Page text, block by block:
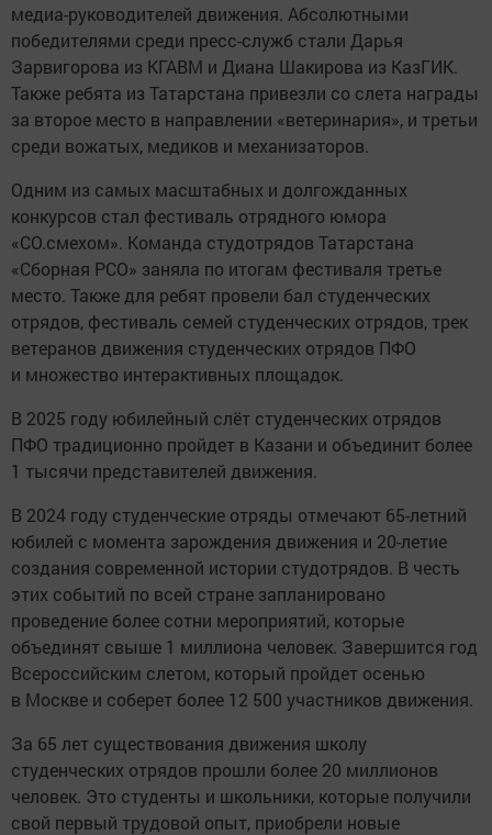
медиа-руководителей движения. Абсолютными
победителями среди пресс-служб стали Дарья
Зарвигорова из КГАВМ и Диана Шакирова из КазГИК.
Также ребята из Татарстана привезли со слета награды
за второе место в направлении «ветеринария», и третьи
среди вожатых, медиков и механизаторов.
Одним из самых масштабных и долгожданных
конкурсов стал фестиваль отрядного юмора
«СО.смехом». Команда студотрядов Татарстана
«Сборная РСО» заняла по итогам фестиваля третье
место. Также для ребят провели бал студенческих
отрядов, фестиваль семей студенческих отрядов, трек
ветеранов движения студенческих отрядов ПФО
и множество интерактивных площадок.
В 2025 году юбилейный слёт студенческих отрядов
ПФО традиционно пройдет в Казани и объединит более
1 тысячи представителей движения.
В 2024 году студенческие отряды отмечают 65-летний
юбилей с момента зарождения движения и 20-летие
создания современной истории студотрядов. В честь
этих событий по всей стране запланировано
проведение более сотни мероприятий, которые
объединят свыше 1 миллиона человек. Завершится год
Всероссийским слетом, который пройдет осенью
в Москве и соберет более 12 500 участников движения.
За 65 лет существования движения школу
студенческих отрядов прошли более 20 миллионов
человек. Это студенты и школьники, которые получили
свой первый трудовой опыт, приобрели новые